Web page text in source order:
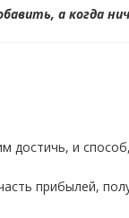
а когда
достичь, и
прибылей,